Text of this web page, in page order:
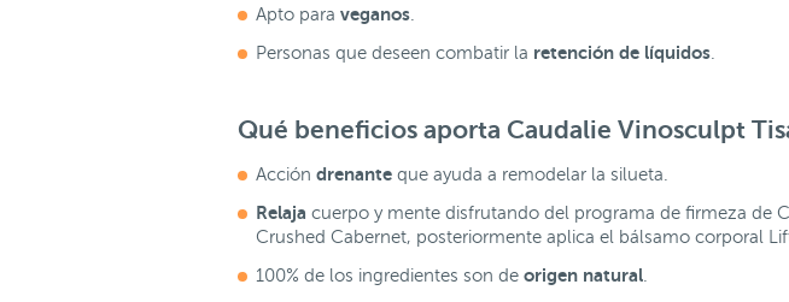
Apto para veganos
Personas que deseen combatir la retención de líquidos
Qué beneficios aporta Caudalie Vinosculpt
Acción drenante que ayuda a remodelar la silueta.
Relaja cuerpo y mente disfrutando del programa de firmeza de
Crushed Cabernet, posteriormente aplica el bálsamo corporal
100% de los ingredientes son de origen natural